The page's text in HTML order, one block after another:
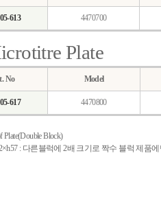
613 4470700
Plate
No Model
617 4470800
Plate(Double Block)
: 다른블럭에 2배 크기로 짝수 블럭 제품